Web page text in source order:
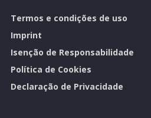
Termos e condições de uso
Imprint
Isenção de Responsabilidade
Política de Cookies
Declaração de Privacidade